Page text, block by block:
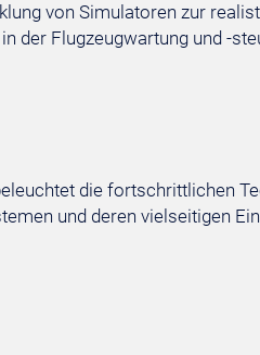
von Simulatoren zur
der Flugzeugwartung und -
die fortschrittlichen
und deren vielseitigen